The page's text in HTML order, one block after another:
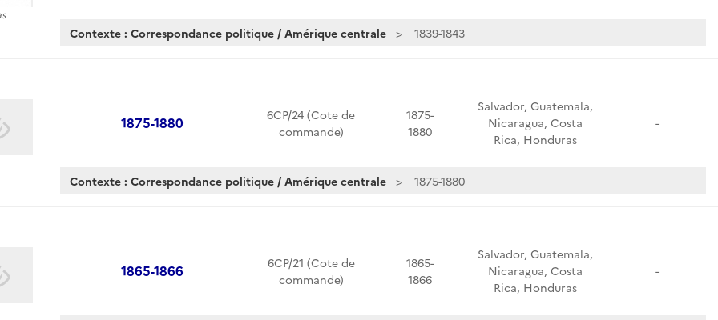
Contexte : Correspondance politique / Amérique centrale 1839-1843
1875-1880
6CP/24 (Cote de
commande)
1875-
1880
Salvador, Guatemala,
Nicaragua, Costa
Rica, Honduras
-
Contexte : Correspondance politique / Amérique centrale 1875-1880
1865-1866
6CP/21 (Cote de
commande)
1865-
1866
Salvador, Guatemala,
Nicaragua, Costa
Rica, Honduras
-